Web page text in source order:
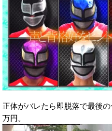
正体がバレたら即脱落で最後
万円。